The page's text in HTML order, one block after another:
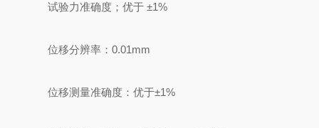
试验力准确度；优于 ±1%
位移分辨率：0.01mm
位移测量准确度：优于±1%